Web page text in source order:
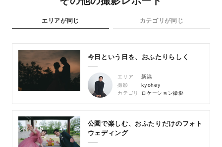
エリアが同じ カテゴリが同じ
今日という日を、おふたりらしく
エリア
新潟
撮影
kyohey
カテゴリ
ロケーション撮影
公園で楽しむ、おふたりだけのフォト
ウェディング